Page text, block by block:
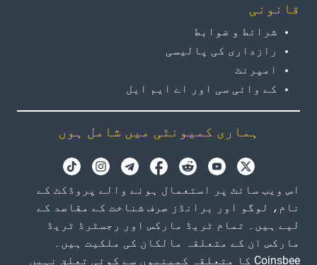
قانونی
شرائط و ضوابط
رازداری کی پالیسی
امپرنٹ
کے وائی سی اور اے ایم ایل
ہماری کمیونٹی میں شامل ہوں
اس ویب سائٹ پر استعمال ہونے والے پروڈکٹ کے
نام، لوگو اور برانڈز صرف شناخت کے مقاصد کے
لیے ہیں۔ تمام ٹریڈ مارکس اور رجسٹرڈ ٹریڈ
مارکس ان کے متعلقہ مالکان کی ملکیت ہیں۔
Coinsbee کا متعلقہ کمپنیوں سے کوئی تعلق نہیں